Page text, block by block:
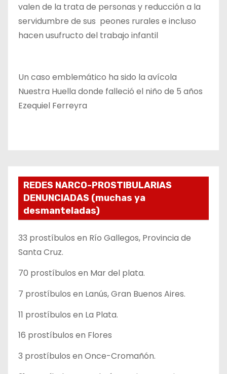
valen de la trata de personas y reducción a la
servidumbre de sus peones rurales e incluso
hacen usufructo del trabajo infantil
Un caso emblemático ha sido la avícola
Nuestra Huella donde falleció el niño de 5 años
Ezequiel Ferreyra
REDES NARCO-PROSTIBULARIAS
DENUNCIADAS (muchas ya
desmanteladas)
33 prostíbulos en Río Gallegos, Provincia de
Santa Cruz.
70 prostíbulos en Mar del plata.
7 prostíbulos en Lanús, Gran Buenos Aires.
11 prostíbulos en La Plata.
16 prostíbulos en Flores
3 prostíbulos en Once-Cromañón.